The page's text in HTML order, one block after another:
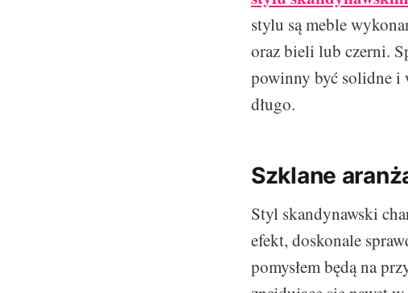
stylu są meble
oraz bieli lub czerni.
powinny być solidne i
długo.
Szklane
Styl skandynawski
efekt, doskonale
pomysłem będą na